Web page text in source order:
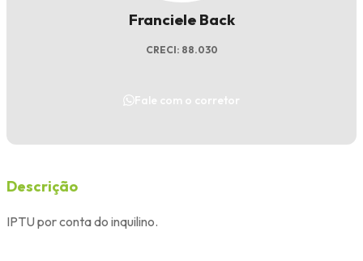
Franciele Back
CRECI: 88.030
Fale com o corretor
Descrição
IPTU por conta do inquilino.